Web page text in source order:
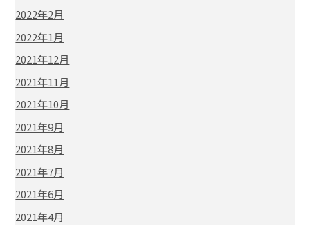
2022年2月
2022年1月
2021年12月
2021年11月
2021年10月
2021年9月
2021年8月
2021年7月
2021年6月
2021年4月